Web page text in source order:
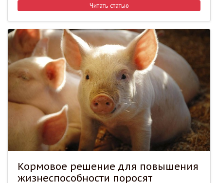
Читать статью
Кормовое решение для повышения
жизнеспособности поросят